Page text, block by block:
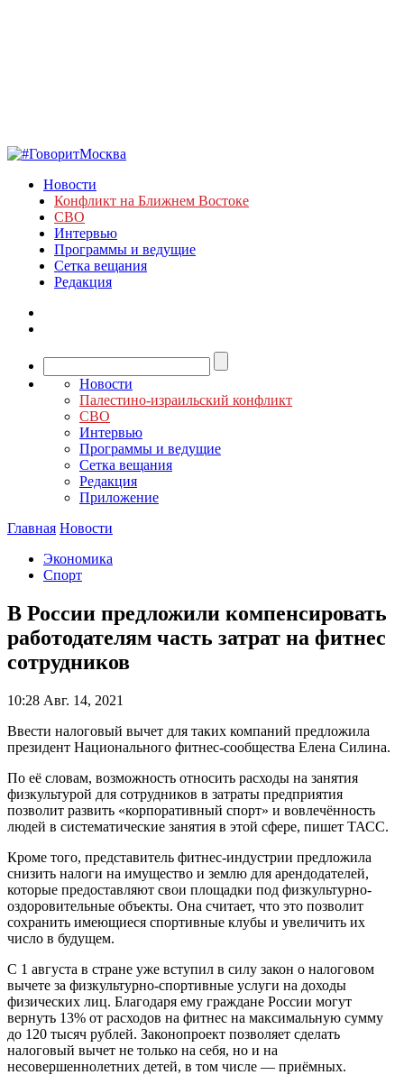
Новости
Конфликт на Ближнем Востоке
СВО
Интервью
Программы и ведущие
Сетка вещания
Редакция
Новости
Палестино-израильский конфликт
СВО
Интервью
Программы и ведущие
Сетка вещания
Редакция
Приложение
Главная Новости
Экономика
Спорт
В России предложили компенсировать
работодателям часть затрат на фитнес
сотрудников
10:28 Авг. 14, 2021
Ввести налоговый вычет для таких компаний предложила
президент Национального фитнес-сообщества Елена Силина.
По её словам, возможность относить расходы на занятия
физкультурой для сотрудников в затраты предприятия
позволит развить «корпоративный спорт» и вовлечённость
людей в систематические занятия в этой сфере, пишет ТАСС.
Кроме того, представитель фитнес-индустрии предложила
снизить налоги на имущество и землю для арендодателей,
которые предоставляют свои площадки под физкультурно-
оздоровительные объекты. Она считает, что это позволит
сохранить имеющиеся спортивные клубы и увеличить их
число в будущем.
С 1 августа в стране уже вступил в силу закон о налоговом
вычете за физкультурно-спортивные услуги на доходы
физических лиц. Благодаря ему граждане России могут
вернуть 13% от расходов на фитнес на максимальную сумму
до 120 тысяч рублей. Законопроект позволяет сделать
налоговый вычет не только на себя, но и на
несовершеннолетних детей, в том числе — приёмных.